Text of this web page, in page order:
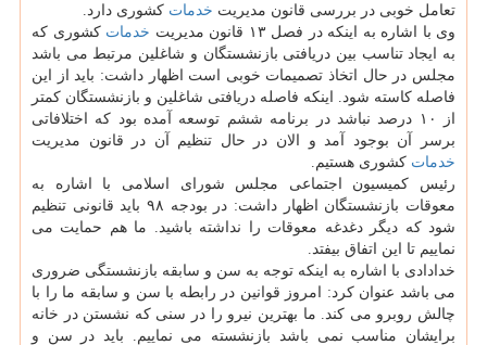
تعامل خوبی در بررسی قانون مدیریت خدمات كشوری دارد.
وی با اشاره به اینكه در فصل ۱۳ قانون مدیریت
خدمات كشوری كه
به ایجاد تناسب بین دریافتی بازنشستگان و شاغلین مرتبط می باشد
مجلس در حال اتخاذ تصمیمات خوبی است اظهار داشت: باید از این
فاصله كاسته شود. اینكه فاصله دریافتی شاغلین و بازنشستگان كمتر
از ۱۰ درصد نباشد در برنامه ششم توسعه آمده بود كه اختلافاتی
برسر آن بوجود آمد و الان در حال تنظیم آن در قانون مدیریت
خدمات كشوری هستیم.
رئیس كمیسیون اجتماعی مجلس شورای اسلامی با اشاره به
معوقات بازنشستگان اظهار داشت: در بودجه ۹۸ باید قانونی تنظیم
شود كه دیگر دغدغه معوقات را نداشته باشید. ما هم حمایت می
نماییم تا این اتفاق بیفتد.
خدادادی با اشاره به اینكه توجه به سن و سابقه بازنشستگی ضروری
می باشد عنوان كرد: امروز قوانین در رابطه با سن و سابقه ما را با
چالش روبرو می كند. ما بهترین نیرو را در سنی كه نشستن در خانه
برایشان مناسب نمی باشد بازنشسته می نماییم. باید در سن و